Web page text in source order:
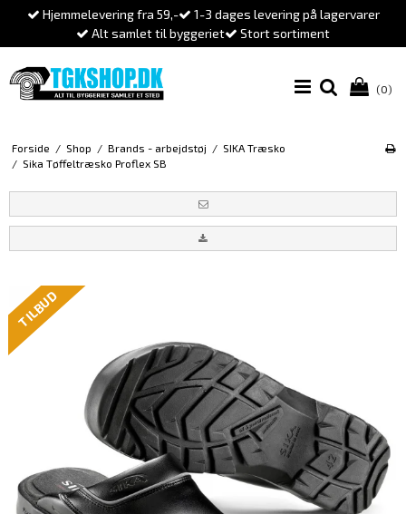
Hjemmelevering fra 59,-
1-3 dages levering på lagervarer
Alt samlet til byggeriet
Stort sortiment
(0)
Forside / Shop / Brands - arbejdstøj / SIKA Træsko
/ Sika Tøffeltræsko Proflex SB
TILBUD